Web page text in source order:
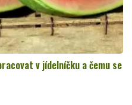
v jídelníčku a čemu se